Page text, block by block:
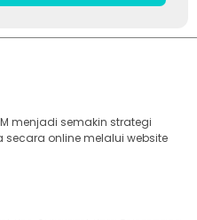
menjadi semakin strategi
online melalui website